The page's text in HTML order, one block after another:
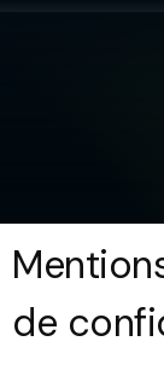
de